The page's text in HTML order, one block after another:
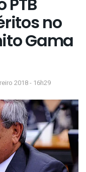
no
Gama
2018 - 16h29